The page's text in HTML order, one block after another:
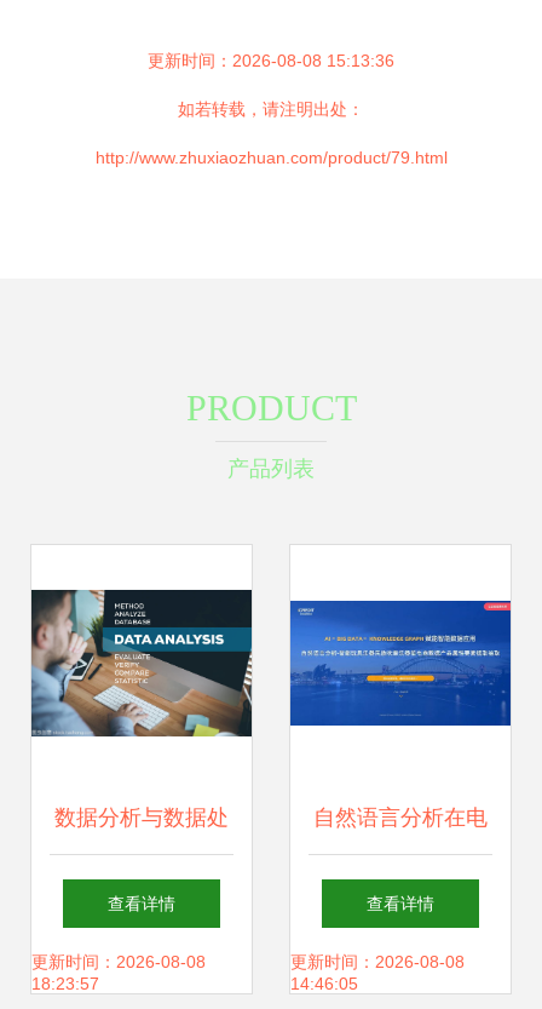
更新时间：2026-08-08 15:13:36
如若转载，请注明出处：
http://www.zhuxiaozhuan.com/product/79.html
PRODUCT
产品列表
数据分析与数据处
理 从数据到洞察的
旅程
查看详情
更新时间：2026-08-08
18:23:57
自然语言分析在电
商数据中的应用 以
智能玩具乐器民族
查看详情
更新时间：2026-08-08
14:46:05